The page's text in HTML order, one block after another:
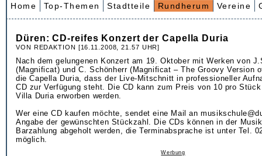
Home Top-Themen Stadtteile Rundherum Vereine
Düren: CD-reifes Konzert der Capella Duria
VON REDAKTION [16.11.2008, 21.57 UHR]
Nach dem gelungenen Konzert am 19. Oktober mit Werken von
(Magnificat) und C. Schönherr (Magnificat – The Groovy Version
die Capella Duria, dass der Live-Mitschnitt in professioneller
CD zur Verfügung steht. Die CD kann zum Preis von 10 pro
Villa Duria erworben werden.
Wer eine CD kaufen möchte, sendet eine Mail an
Angabe der gewünschten Stückzahl. Die CDs können in der
Barzahlung abgeholt werden, die Terminabsprache ist unter Tel.
möglich.
Werbung